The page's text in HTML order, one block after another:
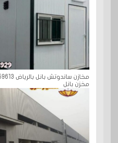
مخزن بانل